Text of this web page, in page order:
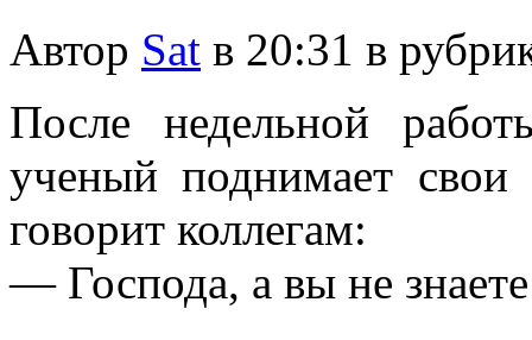
Автор Sat в 20:31 в
После недельной
ученый поднимает свои
говорит коллегам:
— Господа, а вы не